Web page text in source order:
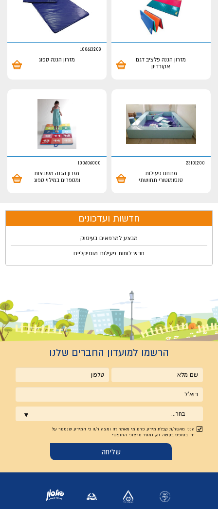
מזרון הגנה פלציב דגם
אקורדיון
100613208
מזרון הגנה ספוג
23101200
מתחם פעילות
סנסומוטורי תחושתי
100606000
מזרון הגנה משבצות
ומספרים במילוי ספוג
חדשות ועדכונים
מבצע למרפאים בעיסוק
חדש לוחות פעילות מוסיקליים
הרשמו למועדון החברים שלנו
שם
מלא
טלפון
אימייל
בחר...
הנני מאשר/ת קבלת מידע פרסומי מאתר זה ומצהיר/ה כי המידע שנמסר על
ידי בטופס בקשה זה, נמסר מרצוני החופשי